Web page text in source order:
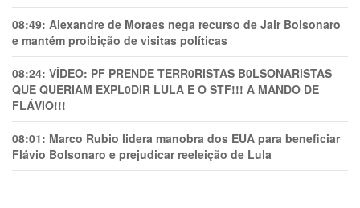
08:49: Alexandre de Moraes nega recurso de Jair Bolsonaro
e mantém proibição de visitas políticas
08:24: VÍDEO: PF PRENDE TERR0RlSTAS B0LSONARlSTAS
QUE QUERIAM EXPL0DlR LULA E O STF!!! A MANDO DE
FLÁVIO!!!
08:01: Marco Rubio lidera manobra dos EUA para beneficiar
Flávio Bolsonaro e prejudicar reeleição de Lula